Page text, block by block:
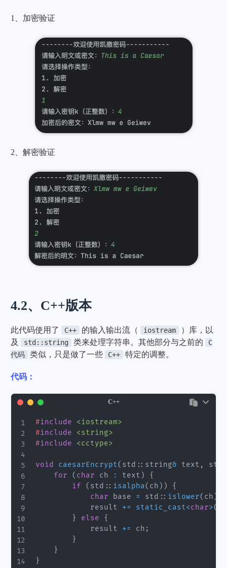
1、加密验证
2、解密验证
4.2、C++版本
此代码使用了 C++ 的输入输出流（ iostream
）库，以
及
std::string 类来处理字符串。其他部分与之前的
C
代码
类似，只是做了一些 C++ 特定的调整。
代码：
#include
<iostream>
#include
<string>
#include <cctype>
void caesarEncrypt( std :: string& text , std
for
( char ch : text )
{
if
( std :: isalpha( ch ) )
{
char base = std :: islower( ch )
            result
+= static_cast<char>(
}
else
{
            result
+= ch ;
}
}
}
C++